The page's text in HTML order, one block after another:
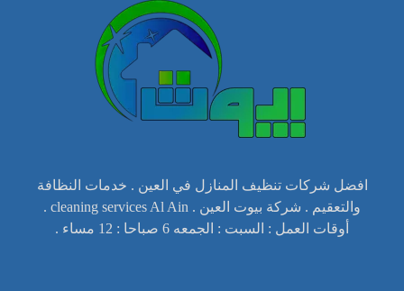
افضل شركات تنظيف المنازل في العين . خدمات النظافة
والتعقيم . شركة بيوت العين . cleaning services Al Ain .
أوقات العمل : السبت : الجمعه 6 صباحا : 12 مساء .